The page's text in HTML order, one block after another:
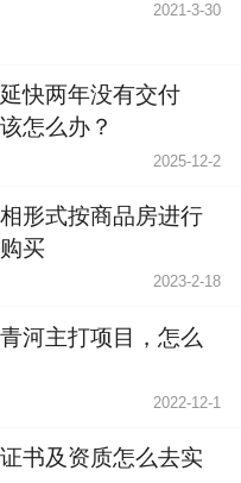
2021-3-30
快两年没有交付
怎么办？
2025-12-2
形式按商品房进行
买
2023-2-18
河主打项目，怎么
2022-12-1
书及资质怎么去实